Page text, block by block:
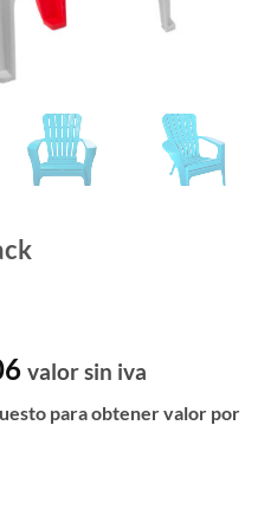
valor sin iva
para obtener valor por